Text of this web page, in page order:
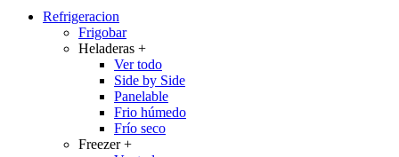
Refrigeracion
Frigobar
Heladeras +
Ver todo
Side by Side
Panelable
Frio húmedo
Frío seco
Freezer+